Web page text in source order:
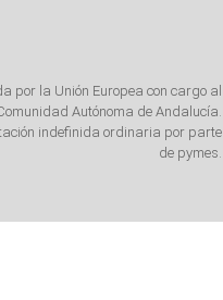
por la Unión Europea con cargo al
Autónoma de Andalucía.
indefinida ordinaria por parte
de pymes.